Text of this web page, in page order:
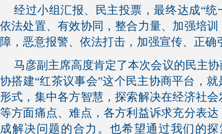
经过小组汇报、民主投票，最终达成“
依法处置、有效协同，整合力量、加强培
障，恶意报警、依法打击，加强宣传、正确
马彦副主席高度肯定了本次会议的民主
协搭建“红茶议事会”这个民主协商平台，
形式，集中各方智慧，探索解决在经济社
等方面痛点、难点，各方利益诉求充分表
成解决问题的合力。也希望通过我们的